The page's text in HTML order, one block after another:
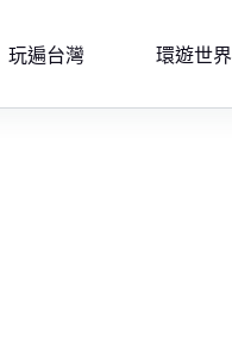
玩遍台灣 環遊世界